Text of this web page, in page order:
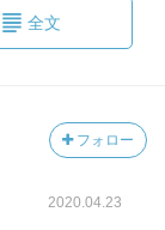
全文
フォロー
2020.04.23